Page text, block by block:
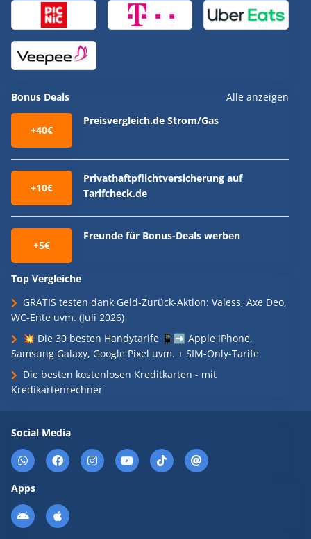
Bonus Deals Alle anzeigen
+40€
Preisvergleich.de Strom/Gas
+10€
Privathaftpflichtversicherung auf
Tarifcheck.de
+5€
Freunde für Bonus-Deals werben
Top Vergleiche
GRATIS testen dank Geld-Zurück-Aktion: Valess, Axe Deo,
WC-Ente uvm. (Juli 2026)
💥 Die 30 besten Handytarife 📱➡️ Apple iPhone,
Samsung Galaxy, Google Pixel uvm. + SIM-Only-Tarife
Die besten kostenlosen Kreditkarten - mit
Kredikartenrechner
Social Media
Apps